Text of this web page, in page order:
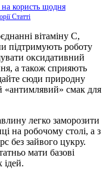
користь щодня
Статті
вітаміну С,
підтримують роботу
оксидативний
а також сприяють
сюди природну
«антимлявий» смак для
легко заморозити
на робочому столі, а з
без зайвого цукру.
мати базові
ідей.